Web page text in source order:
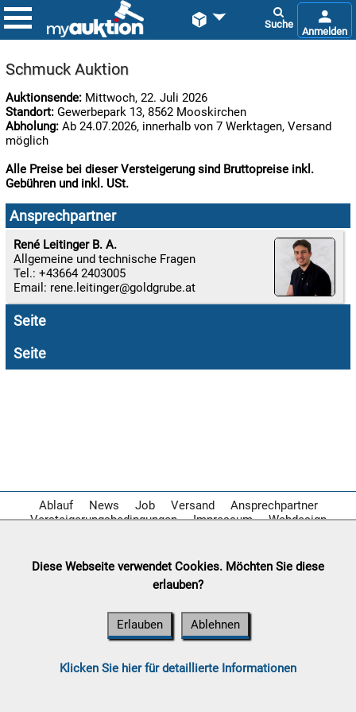
 
07.08:

07.08:
07.08:
Schmuck Auktion
Auktionsende: Mittwoch, 22. Juli 2026
Standort: Gewerbepark 13, 8562 Mooskirchen
Abholung: Ab 24.07.2026, innerhalb von 7 Werktagen, Versand
möglich
Alle Preise bei dieser Versteigerung sind Bruttopreise inkl.
Gebühren und inkl. USt.
Ansprechpartner
René Leitinger B. A.
Allgemeine und technische Fragen
Tel.: +43664 2403005
Email: rene.leitinger
Seite
Seite
Ablauf News Job Versand
Ansprechpartner
Versteigerungsbedingungen
Impressum Webdesign
Diese Webseite verwendet Cookies. Möchten Sie diese
erlauben?
Erlauben Ablehnen
Klicken Sie hier für detaillierte Informationen